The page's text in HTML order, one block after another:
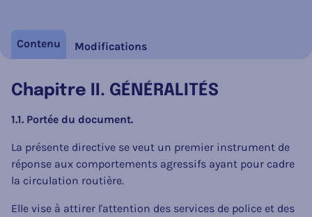
Contenu Modifications
Chapitre II. GÉNÉRALITÉS
1.1. Portée du document.
La présente directive se veut un premier instrument de
réponse aux comportements agressifs ayant pour cadre
la circulation routière.
Elle vise à attirer l'attention des services de police et des